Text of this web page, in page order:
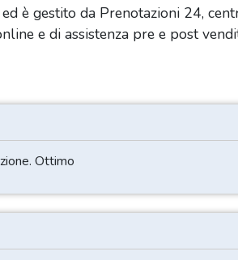
è gestito da Prenotazioni 24,
e di assistenza pre e post
Ottimo